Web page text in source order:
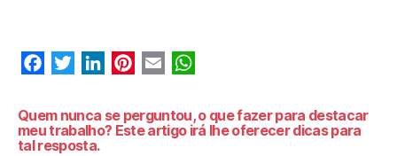
Quem nunca se perguntou, o que fazer para destacar
meu trabalho? Este artigo irá lhe oferecer dicas para
tal resposta.